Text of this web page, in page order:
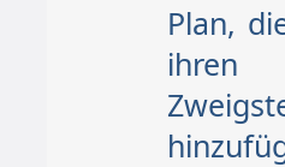
Plan,
ihren